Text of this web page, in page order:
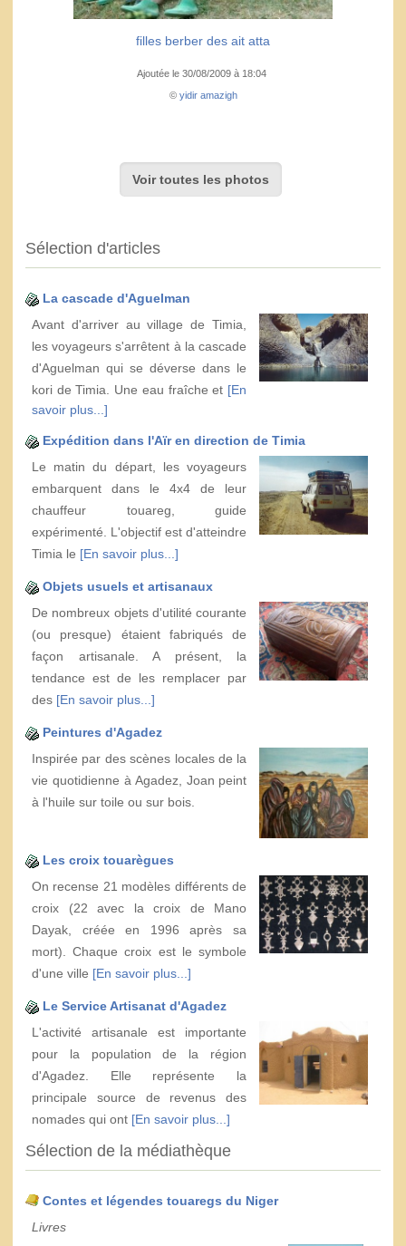
filles berber des ait atta
Ajoutée le 30/08/2009 à 18:04
© yidir amazigh
Voir toutes les photos
Sélection d'articles
La cascade d'Aguelman
Avant d'arriver au village de Timia,
les voyageurs s'arrêtent à la cascade
d'Aguelman qui se déverse dans le
kori de Timia. Une eau fraîche et [En
savoir plus...]
Expédition dans l'Aïr en direction de Timia
Le matin du départ, les voyageurs
embarquent dans le 4x4 de leur
chauffeur touareg, guide
expérimenté. L'objectif est d'atteindre
Timia le [En savoir plus...]
Objets usuels et artisanaux
De nombreux objets d'utilité courante
(ou presque) étaient fabriqués de
façon artisanale. A présent, la
tendance est de les remplacer par
des [En savoir plus...]
Peintures d'Agadez
Inspirée par des scènes locales de la
vie quotidienne à Agadez, Joan peint
à l'huile sur toile ou sur bois.
Les croix touarègues
On recense 21 modèles différents de
croix (22 avec la croix de Mano
Dayak, créée en 1996 après sa
mort). Chaque croix est le symbole
d'une ville [En savoir plus...]
Le Service Artisanat d'Agadez
L'activité artisanale est importante
pour la population de la région
d'Agadez. Elle représente la
principale source de revenus des
nomades qui ont [En savoir plus...]
Sélection de la médiathèque
Contes et légendes touaregs du Niger
Livres